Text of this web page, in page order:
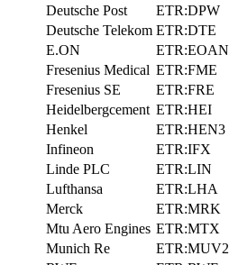
Deutsche Post
ETR:DPW
Deutsche Telekom ETR:DTE
E.ON
ETR:EOAN
Fresenius Medical ETR:FME
Fresenius SE
ETR:FRE
Heidelbergcement ETR:HEI
Henkel
ETR:HEN3
Infineon
ETR:IFX
Linde PLC
ETR:LIN
Lufthansa
ETR:LHA
Merck
ETR:MRK
Mtu Aero Engines ETR:MTX
Munich Re
ETR:MUV2